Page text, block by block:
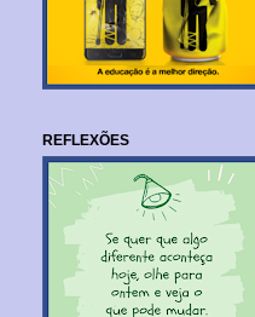
REFLEXÕES